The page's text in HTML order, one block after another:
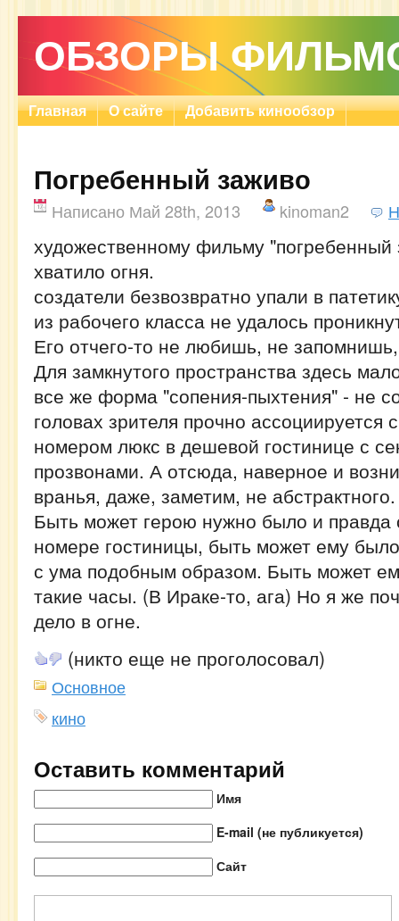
ОБЗОРЫ
Главная О сайте Добавить кинообзор
Погребенный заживо
Написано Май 28th, 2013 kinoman2
художественному фильму "погребенный
хватило огня.
создатели безвозвратно упали в
из рабочего класса не удалось
Его отчего-то не любишь, не
Для замкнутого пространства здесь
все же форма "сопения-пыхтения" - не
головах зрителя прочно ассоциируется
номером люкс в дешевой гостинице с
прозвонами. А отсюда, наверное и
вранья, даже, заметим, не абстрактного.
Быть может герою нужно было и правда
номере гостиницы, быть может ему
с ума подобным образом. Быть может
такие часы. (В Ираке-то, ага) Но я же
дело в огне.
(никто еще не проголосовал)
Основное
кино
Оставить комментарий
Имя
E-mail (не публикуется)
Сайт